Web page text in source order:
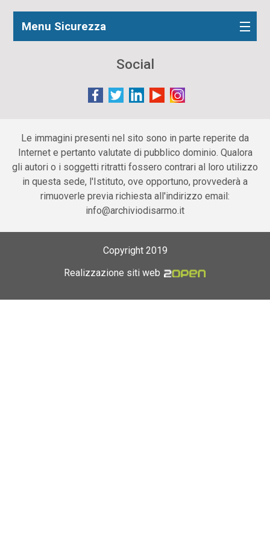
Menu Sicurezza
Social
Le immagini presenti nel sito sono in parte reperite da
Internet e pertanto valutate di pubblico dominio. Qualora
gli autori o i soggetti ritratti fossero contrari al loro utilizzo
in questa sede, l'Istituto, ove opportuno, provvederà a
rimuoverle previa richiesta all'indirizzo email:
info@archiviodisarmo.it
Copyright 2019
Realizzazione siti web